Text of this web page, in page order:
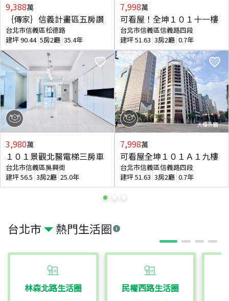
台北市 熱門生活圈
林森北路生活圈 民權西路生活圈
9,388萬
｛傳家｝信義計畫區五房讚
台北市信義區松德路
建坪90.44 5房2廳 35.4年
3,980萬
１０１景觀北醫電梯三房車
台北市信義區吳興街
建坪56.5 3房2廳 25.0年
7,998萬
可看屋！全坤１０１十一樓
台北市信義區信義路四段
建坪51.63 3房2廳 0.7年
7,998萬
可看屋全坤１０１Ａ１九樓
台北市信義區信義路四段
建坪51.63 3房2廳 0.7年